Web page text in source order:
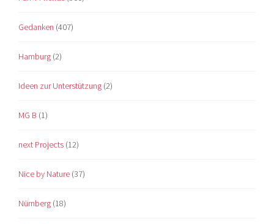
Gedanken (407)
Hamburg (2)
Ideen zur Unterstützung (2)
MG B (1)
next Projects (12)
Nice by Nature (37)
Nürnberg (18)